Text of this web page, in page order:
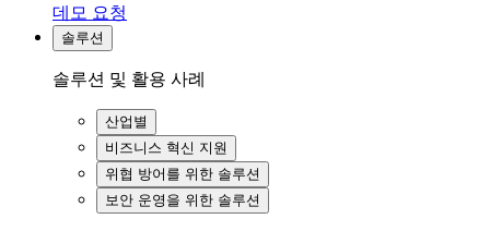
데모 요청
솔루션
솔루션 및 활용 사례
산업별
비즈니스 혁신 지원
위협 방어를 위한 솔루션
보안 운영을 위한 솔루션